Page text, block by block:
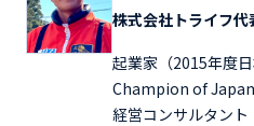
株式会社トライフ
起業家（2015年度
Champion of
経営コンサルタン